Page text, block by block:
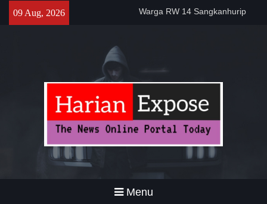
09 Aug, 2026
Kini Miliki TPSST Terpadu
Temuan 995 Airsoft Gun dan
Gelar Patroli Malam, Personel
Polsek Rangkasbitung Imbau
Warga Tingkatkan Siskamling
Menu